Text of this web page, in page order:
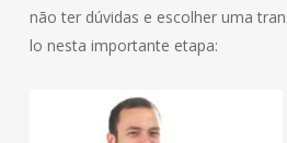
não ter dúvidas e escolher uma
lo nesta importante etapa: